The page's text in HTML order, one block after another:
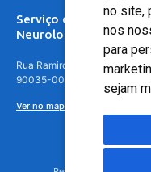
no site,
nos
para
sejam
Serviço de
Neurologia
Rua Ramiro Barcelos, 630 –
90035-001
Ver no mapa